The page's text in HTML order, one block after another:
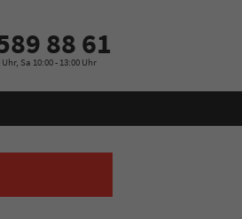
88 61
Uhr, Sa 10:00 - 13:00 Uhr